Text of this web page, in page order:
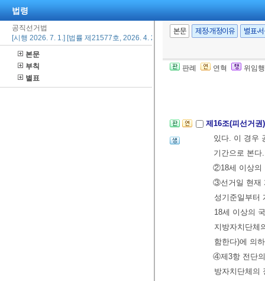
법령
공직선거법
[시행 2026. 7. 1.] [법률 제21577호, 2026. 4. 22., 일부개정]
본문
부칙
별표
본문 제정·개정이유 별표·
판례 연혁 위임
3.「출입국관
[제목개정
[2009. 2. 12.
제16조(피선거
있다. 이 경우
기간으로 본
②18세 이상의
③선거일 현재
성기준일부터
18세 이상의
지방자치단체
함한다)에 의
④제3항 전단
방자치단체의